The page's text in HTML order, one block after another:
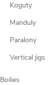
Koguty
Manduly
Paralony
Vertical jigs
Boilies